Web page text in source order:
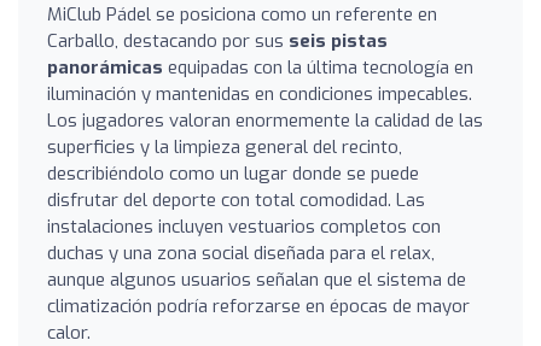
MiClub Pádel se posiciona como un referente en
Carballo, destacando por sus seis pistas
panorámicas equipadas con la última tecnología en
iluminación y mantenidas en condiciones impecables.
Los jugadores valoran enormemente la calidad de las
superficies y la limpieza general del recinto,
describiéndolo como un lugar donde se puede
disfrutar del deporte con total comodidad. Las
instalaciones incluyen vestuarios completos con
duchas y una zona social diseñada para el relax,
aunque algunos usuarios señalan que el sistema de
climatización podría reforzarse en épocas de mayor
calor.